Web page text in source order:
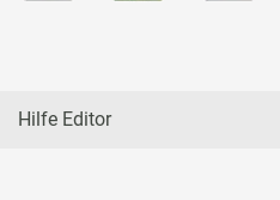
Hilfe Editor